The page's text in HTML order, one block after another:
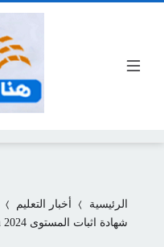
الرئيسية أخبار التعليم
شهادة اثبات المستوى 2024 ONEFD attestation جميع الولايات